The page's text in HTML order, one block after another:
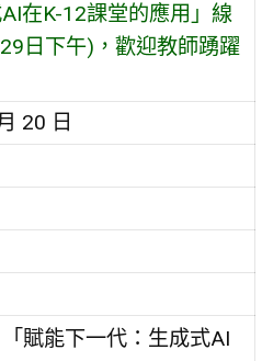
在K-12課堂的應用」線
日下午)，歡迎教師踴躍
20 日
賦能下一代：生成式AI